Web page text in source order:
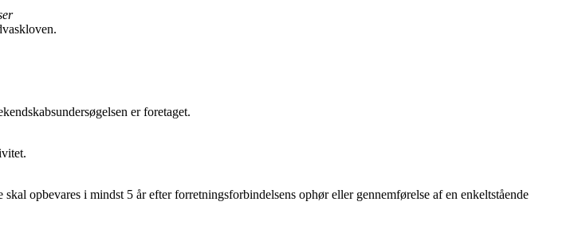
er foretaget.
opbevares i mindst 5 år efter forretningsforbindelsens ophør eller gennemførelse af en enkeltstående